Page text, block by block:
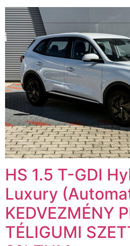
HS 1.5 T-GDI
Luxury
KEDVEZMÉNY
TÉLIGUMI